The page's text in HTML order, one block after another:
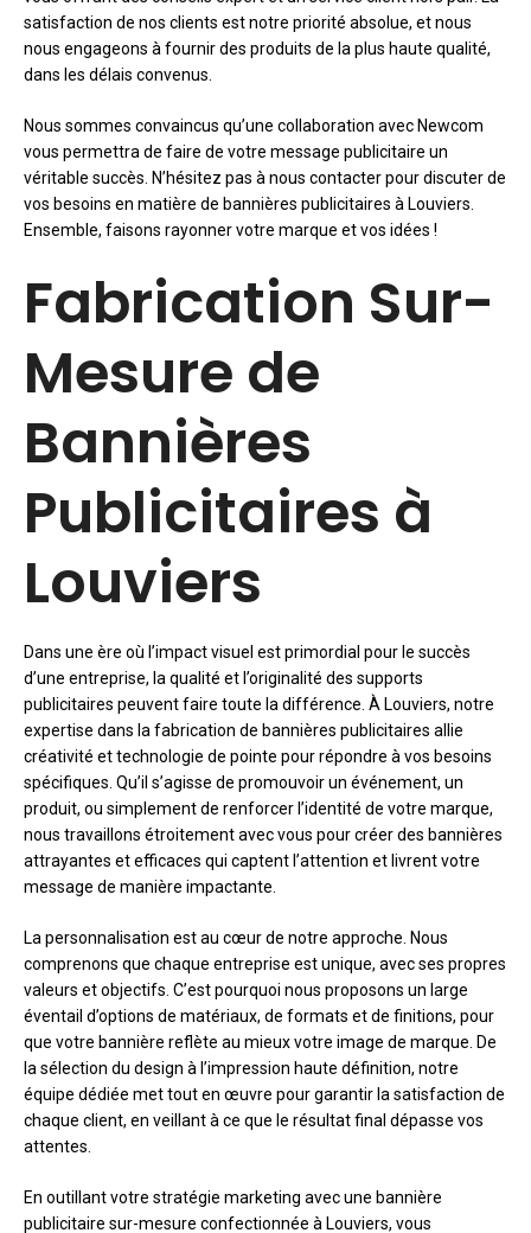
satisfaction de nos clients est notre priorité absolue, et nous
nous engageons à fournir des produits de la plus haute qualité,
dans les délais convenus.
Nous sommes convaincus qu’une collaboration avec Newcom
vous permettra de faire de votre message publicitaire un
véritable succès. N’hésitez pas à nous contacter pour discuter de
vos besoins en matière de bannières publicitaires à Louviers.
Ensemble, faisons rayonner votre marque et vos idées !
Fabrication Sur-
Mesure de
Bannières
Publicitaires à
Louviers
Dans une ère où l’impact visuel est primordial pour le succès
d’une entreprise, la qualité et l’originalité des supports
publicitaires peuvent faire toute la différence. À Louviers, notre
expertise dans la fabrication de bannières publicitaires allie
créativité et technologie de pointe pour répondre à vos besoins
spécifiques. Qu’il s’agisse de promouvoir un événement, un
produit, ou simplement de renforcer l’identité de votre marque,
nous travaillons étroitement avec vous pour créer des bannières
attrayantes et efficaces qui captent l’attention et livrent votre
message de manière impactante.
La personnalisation est au cœur de notre approche. Nous
comprenons que chaque entreprise est unique, avec ses propres
valeurs et objectifs. C’est pourquoi nous proposons un large
éventail d’options de matériaux, de formats et de finitions, pour
que votre bannière reflète au mieux votre image de marque. De
la sélection du design à l’impression haute définition, notre
équipe dédiée met tout en œuvre pour garantir la satisfaction de
chaque client, en veillant à ce que le résultat final dépasse vos
attentes.
En outillant votre stratégie marketing avec une bannière
publicitaire sur-mesure confectionnée à Louviers, vous